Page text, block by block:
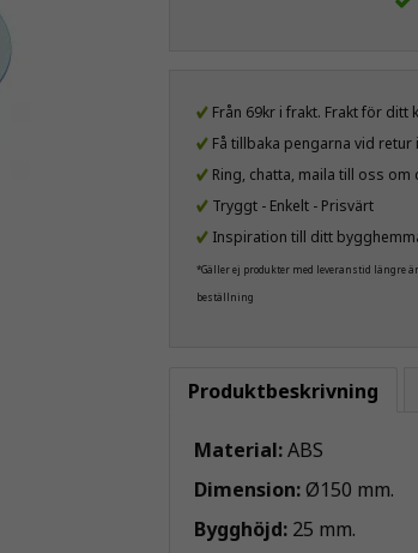
Från 69kr i frakt. Frakt för ditt
Få tillbaka pengarna vid
Ring, chatta, maila till oss om
Tryggt - Enkelt - Prisvärt
Inspiration till ditt
*Gäller ej produkter med leveranstid längre
beställning
Produktbeskrivning
Material:ABS
Dimension:Ø150 mm.
Bygghöjd: 25 mm.